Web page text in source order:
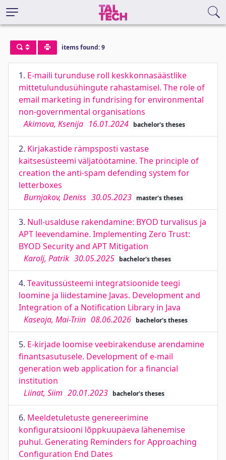
items found: 9
1. E-maili turunduse roll keskkonnasäästlike
mittetulundusühingute rahastamisel. The role of
email marketing in fundrising for environmental
non-governmental organisations
Akimova, Ksenija 16.01.2024 bachelor's theses
2. Kirjakastide rämpsposti vastase
kaitsesüsteemi väljatöötamine. The principle of
creation the anti-spam defending system for
letterboxes
Burnjakov, Deniss 30.05.2023 master's theses
3. Null-usalduse rakendamine: BYOD turvalisus ja
APT leevendamine. Implementing Zero Trust:
BYOD Security and APT Mitigation
Karolj, Patrik 30.05.2025 bachelor's theses
4. Teavitussüsteemi integratsioonide teegi
loomine ja liidestamine Javas. Development and
Integration of a Notification Library in Java
Kaseoja, Mai-Triin 08.06.2026 bachelor's theses
5. E-kirjade loomise veebirakenduse arendamine
finantsasutusele. Development of e-mail
generation web application for a financial
institution
Liinat, Siim 20.01.2023 bachelor's theses
6. Meeldetuletuste genereerimine
konfiguratsiooni lõppkuupäeva lähenemise
puhul. Generating Reminders for Approaching
Configuration End Dates